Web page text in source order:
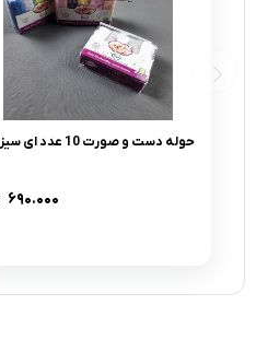
حوله دست و صورت 10 عدد ای سیز
۶۹۰.۰۰۰